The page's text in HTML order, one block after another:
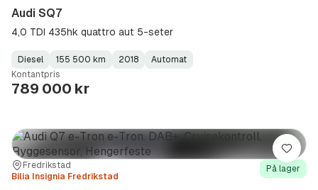
Audi SQ7
4,0 TDI 435hk quattro aut 5-seter
Fuel
Type:
Diesel
Kilometerstand :
155 500 km
Model
Year:
2018
Gearbox
Type:
Automat
Kontantpris
789 000 kr
Sted:Fredrikstad
Forhandler:
Bilia Insignia Fredrikstad
På lager
Lagre